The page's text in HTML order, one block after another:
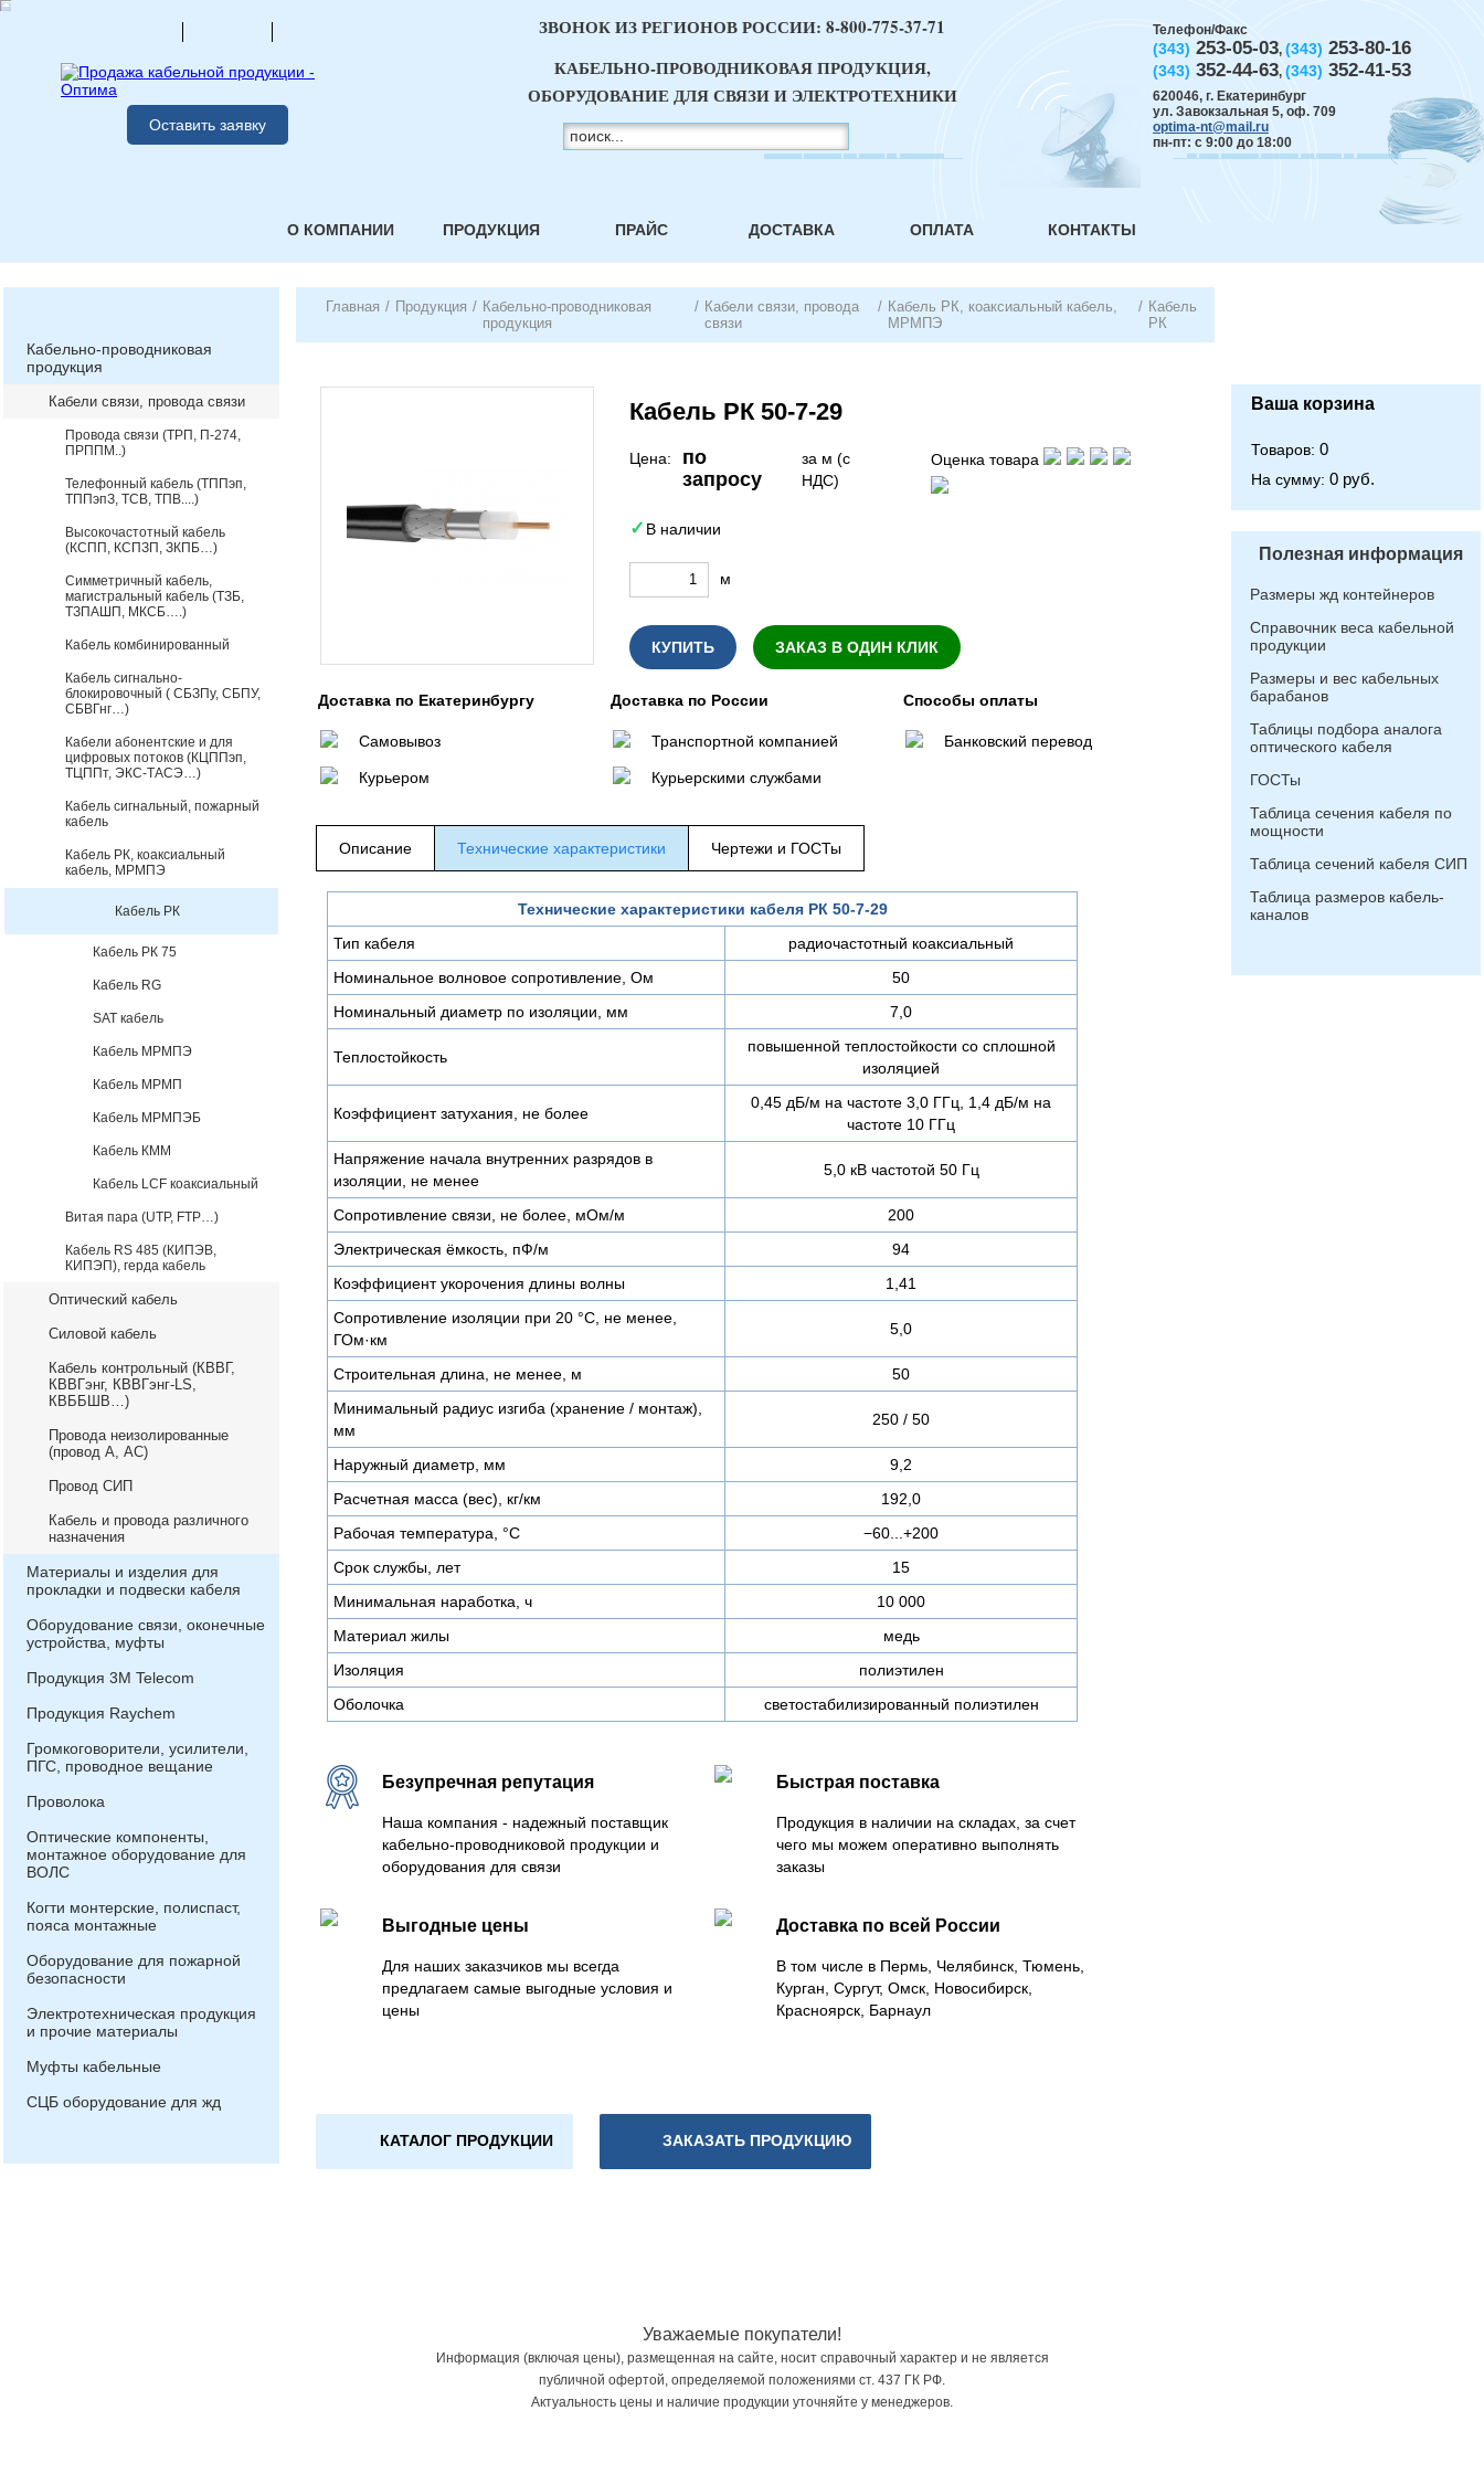
Оставить заявку
Телефон/Факс
(343) 253-05-03, (343) 253-80-16
(343) 352-44-63, (343) 352-41-53
620046, г. Екатеринбург
ул. Завокзальная 5, оф. 709
optima-nt@mail.ru
пн-пт: с 9:00 до 18:00
ЗВОНОК ИЗ РЕГИОНОВ РОССИИ: 8-800-775-37-71
КАБЕЛЬНО-ПРОВОДНИКОВАЯ ПРОДУКЦИЯ,
ОБОРУДОВАНИЕ ДЛЯ СВЯЗИ И ЭЛЕКТРОТЕХНИКИ
О КОМПАНИИ ПРОДУКЦИЯ ПРАЙС ДОСТАВКА ОПЛАТА КОНТАКТЫ
Кабельно-проводниковая
продукция
Кабели связи, провода связи
Провода связи (ТРП, П-274,
ПРППМ..)
Телефонный кабель (ТППэп,
ТППэпЗ, ТСВ, ТПВ....)
Высокочастотный кабель
(КСПП, КСПЗП, ЗКПБ…)
Симметричный кабель,
магистральный кабель (ТЗБ,
ТЗПАШП, МКСБ….)
Кабель комбинированный
Кабель сигнально-
блокировочный ( СБЗПу, СБПУ,
СБВГнг…)
Кабели абонентские и для
цифровых потоков (КЦППэп,
ТЦППт, ЭКС-ТАСЭ…)
Кабель сигнальный, пожарный
кабель
Кабель РК, коаксиальный
кабель, МРМПЭ
Кабель РК
Кабель РК 75
Кабель RG
SAT кабель
Кабель МРМПЭ
Кабель МРМП
Кабель МРМПЭБ
Кабель КММ
Кабель LCF коаксиальный
Витая пара (UTP, FTP…)
Кабель RS 485 (КИПЭВ,
КИПЭП), герда кабель
Оптический кабель
Силовой кабель
Кабель контрольный (КВВГ,
КВВГэнг, КВВГэнг-LS,
КВББШВ…)
Провода неизолированные
(провод А, АС)
Провод СИП
Кабель и провода различного
назначения
Материалы и изделия для
прокладки и подвески кабеля
Оборудование связи, оконечные
устройства, муфты
Продукция 3М Telecom
Продукция Raychem
Громкоговорители, усилители,
ПГС, проводное вещание
Проволока
Оптические компоненты,
монтажное оборудование для
ВОЛС
Когти монтерские, полиспаст,
пояса монтажные
Оборудование для пожарной
безопасности
Электротехническая продукция
и прочие материалы
Муфты кабельные
СЦБ оборудование для жд
Главная / Продукция / Кабельно-проводниковая
продукция
/ Кабели связи, провода
связи
/ Кабель РК, коаксиальный кабель,
МРМПЭ
/ Кабель
РК
Кабель РК 50-7-29
Цена:
по
запросу
за м (с
НДС)
Оценка товара
В наличии
м
КУПИТЬ ЗАКАЗ В ОДИН КЛИК
Доставка по Екатеринбургу
Самовывоз
Курьером
Доставка по России
Транспортной компанией
Курьерскими службами
Способы оплаты
Банковский перевод
Описание Технические характеристики Чертежи и ГОСТы
Технические характеристики кабеля РК 50-7-29
Тип кабеля
радиочастотный коаксиальный
Номинальное волновое сопротивление, Ом
50
Номинальный диаметр по изоляции, мм
7,0
Теплостойкость
повышенной теплостойкости со сплошной
изоляцией
Коэффициент затухания, не более
0,45 дБ/м на частоте 3,0 ГГц, 1,4 дБ/м на
частоте 10 ГГц
Напряжение начала внутренних разрядов в
изоляции, не менее
5,0 кВ частотой 50 Гц
Сопротивление связи, не более, мОм/м
200
Электрическая ёмкость, пФ/м
94
Коэффициент укорочения длины волны
1,41
Сопротивление изоляции при 20 °С, не менее,
ГОм·км
5,0
Строительная длина, не менее, м
50
Минимальный радиус изгиба (хранение / монтаж),
мм
250 / 50
Наружный диаметр, мм
9,2
Расчетная масса (вес), кг/км
192,0
Рабочая температура, °C
−60...+200
Срок службы, лет
15
Минимальная наработка, ч
10 000
Материал жилы
медь
Изоляция
полиэтилен
Оболочка
светостабилизированный полиэтилен
Безупречная репутация
Наша компания - надежный поставщик
кабельно-проводниковой продукции и
оборудования для связи
Быстрая поставка
Продукция в наличии на складах, за счет
чего мы можем оперативно выполнять
заказы
Выгодные цены
Для наших заказчиков мы всегда
предлагаем самые выгодные условия и
цены
Доставка по всей России
В том числе в Пермь, Челябинск, Тюмень,
Курган, Сургут, Омск, Новосибирск,
Красноярск, Барнаул
КАТАЛОГ ПРОДУКЦИИ ЗАКАЗАТЬ ПРОДУКЦИЮ
Ваша корзина
Товаров: 0
На сумму: 0 руб.
Полезная информация
Размеры жд контейнеров
Справочник веса кабельной
продукции
Размеры и вес кабельных
барабанов
Таблицы подбора аналога
оптического кабеля
ГОСТы
Таблица сечения кабеля по
мощности
Таблица сечений кабеля СИП
Таблица размеров кабель-
каналов
Уважаемые покупатели!
Информация (включая цены), размещенная на сайте, носит справочный характер и не является
публичной офертой, определяемой положениями ст. 437 ГК РФ.
Актуальность цены и наличие продукции уточняйте у менеджеров.